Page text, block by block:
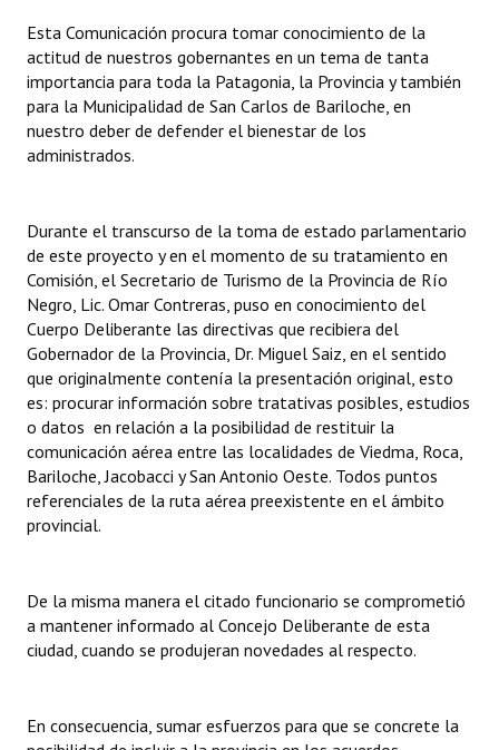
Esta Comunicación procura tomar conocimiento de la
actitud de nuestros gobernantes en un tema de tanta
importancia para toda la Patagonia, la Provincia y también
para la Municipalidad de San Carlos de Bariloche, en
nuestro deber de defender el bienestar de los
administrados.
Durante el transcurso de la toma de estado parlamentario
de este proyecto y en el momento de su tratamiento en
Comisión, el Secretario de Turismo de la Provincia de Río
Negro, Lic. Omar Contreras, puso en conocimiento del
Cuerpo Deliberante las directivas que recibiera del
Gobernador de la Provincia, Dr. Miguel Saiz, en el sentido
que originalmente contenía la presentación original, esto
es: procurar información sobre tratativas posibles, estudios
o datos en relación a la posibilidad de restituir la
comunicación aérea entre las localidades de Viedma, Roca,
Bariloche, Jacobacci y San Antonio Oeste. Todos puntos
referenciales de la ruta aérea preexistente en el ámbito
provincial.
De la misma manera el citado funcionario se comprometió
a mantener informado al Concejo Deliberante de esta
ciudad, cuando se produjeran novedades al respecto.
En consecuencia, sumar esfuerzos para que se concrete la